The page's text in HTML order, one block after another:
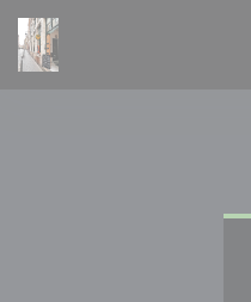
Personnalisation de vos